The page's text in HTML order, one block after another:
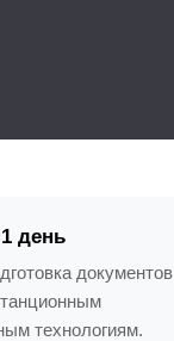
день
документов
технологиям.